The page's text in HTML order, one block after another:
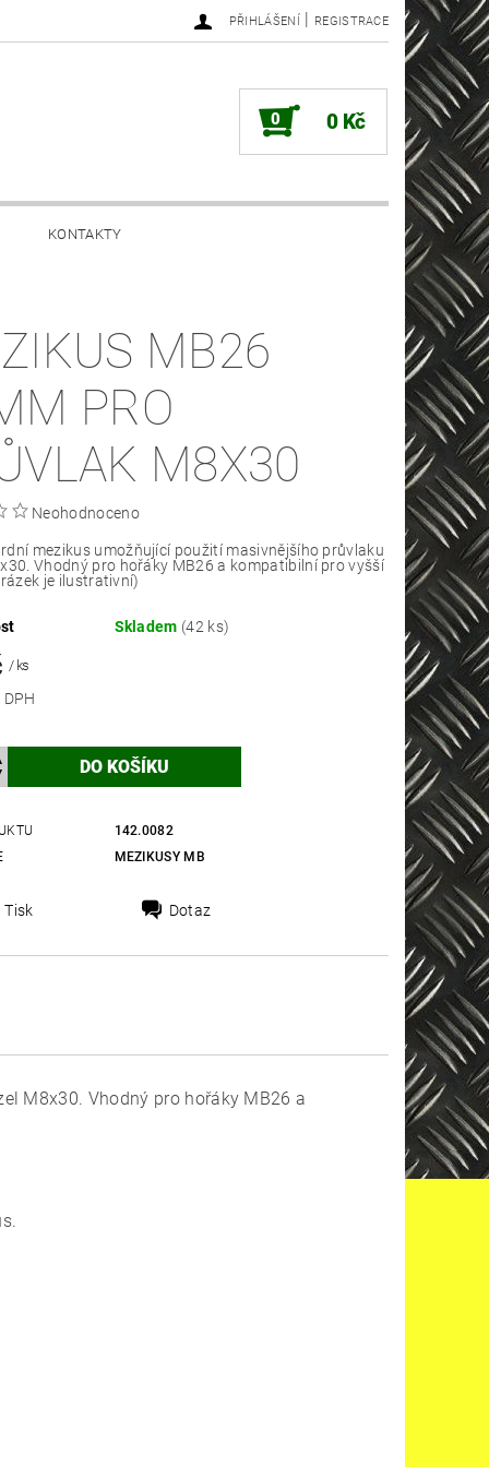
PŘIHLÁŠENÍ | REGISTRACE
0 0 Kč
KONTAKTY
MB26
PRO
M8X30
Neohodnoceno
mezikus umožňující použití masivnějšího průvlaku
Vhodný pro hořáky MB26 a kompatibilní pro vyšší
je ilustrativní)
Skladem (42 ks)
/ ks
DPH
142.0082
MEZIKUSY MB
Tisk Dotaz
M8x30. Vhodný pro hořáky MB26 a